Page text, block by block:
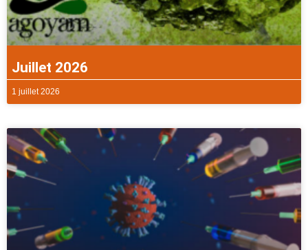
Juillet 2026
1 juillet 2026